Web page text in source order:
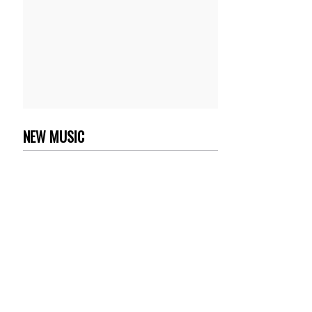
NEW MUSIC